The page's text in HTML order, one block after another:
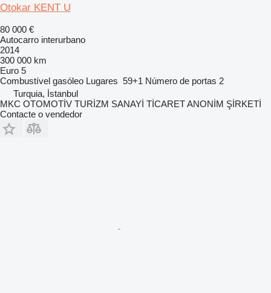
Otokar KENT U
80 000 €
Autocarro interurbano
2014
300 000 km
Euro 5
Combustível gasóleo Lugares 59+1 Número de portas 2
Turquia, İstanbul
MKC OTOMOTİV TURİZM SANAYİ TİCARET ANONİM ŞİRKETİ
Contacte o vendedor